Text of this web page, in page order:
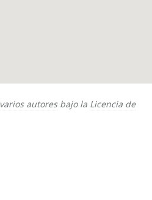
varios autoresbajo la Licencia de